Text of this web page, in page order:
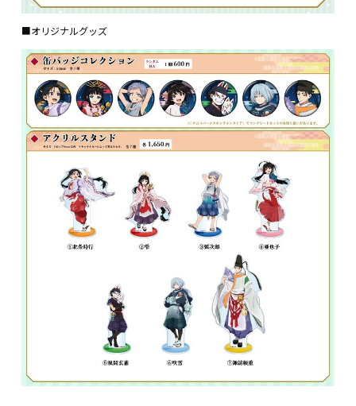
■オリジナルグッズ